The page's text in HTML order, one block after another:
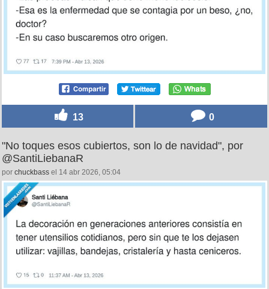
13 0
"No toques esos cubiertos, son lo de navidad", por
@SantiLiebanaR
por chuckbass el 14 abr 2026, 05:04